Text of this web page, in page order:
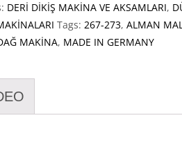
DERİ DİKİŞ MAKİNA VE AKSAMLARI,
Tags: 267-273, ALMAN
MAKİNA, MADE IN GERMANY